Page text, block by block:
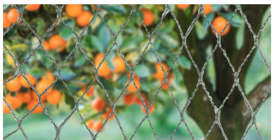
protection anti-oiseaux a été fourni avec succès aux
fermes fruitières, aux vignobles et aux projets
horticoles dans plusieurs régions, soutenant
l'agriculture durable avec des solutions de contrôle
des oiseaux fiables et économiques.